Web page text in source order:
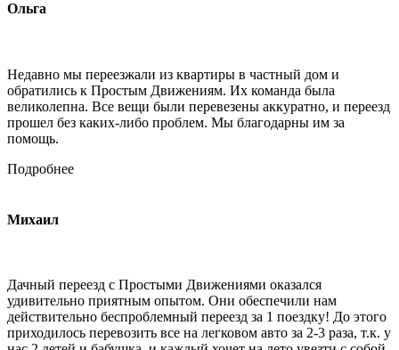
Ольга
Недавно мы переезжали из квартиры в частный дом и
обратились к Простым Движениям. Их команда была
великолепна. Все вещи были перевезены аккуратно, и переезд
прошел без каких-либо проблем. Мы благодарны им за
помощь.
Подробнее
Михаил
Дачный переезд с Простыми Движениями оказался
удивительно приятным опытом. Они обеспечили нам
действительно беспроблемный переезд за 1 поездку! До этого
приходилось перевозить все на легковом авто за 2-3 раза, т.к. у